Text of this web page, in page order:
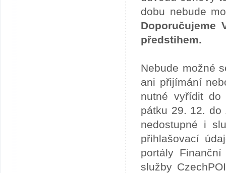
dobu nebude
Doporučujeme
předstihem.
Nebude možné
ani přijímání
nutné vyřídit do
pátku 29. 12. do
nedostupné i
přihlašovací
portály
služby